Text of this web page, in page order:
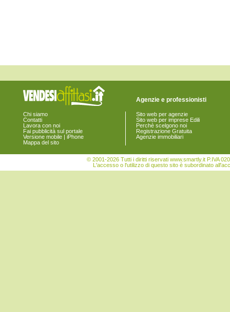
Spinea
Teglio Veneto
Venezia
Vigonovo
Chi siamo
Contatti
Lavora con noi
Fai pubblicità sul portale
Versione mobile | iPhone
Mappa del sito
Agenzie e professionisti
Sito web per agenzie
Sito web per imprese Edili
Perchè scelgono noi
Registrazione Gratuita
Agenzie immobiliari
© 2001-2026 Tutti i diritti riservati www.smartly.it P.IVA
L'accesso o l'utilizzo di questo sito è subordinato